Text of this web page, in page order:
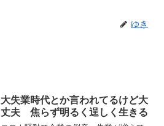
ゆき
大失業時代とか言われてるけど大
丈夫 焦らず明るく逞しく生きる